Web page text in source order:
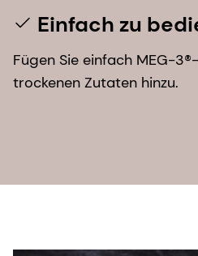
Einfach zu
Fügen Sie einfach MEG-
trockenen Zutaten hinzu.